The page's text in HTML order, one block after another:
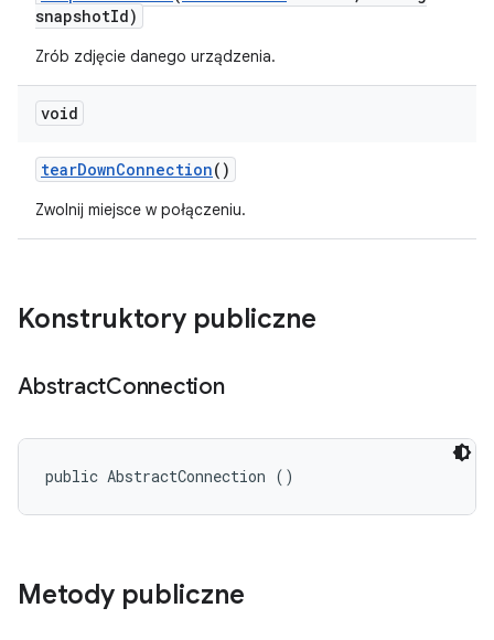
snapshotId)
Zrób zdjęcie danego urządzenia.
void
tearDownConnection()
Zwolnij miejsce w połączeniu.
Konstruktory publiczne
AbstractConnection
public AbstractConnection ()
Metody publiczne